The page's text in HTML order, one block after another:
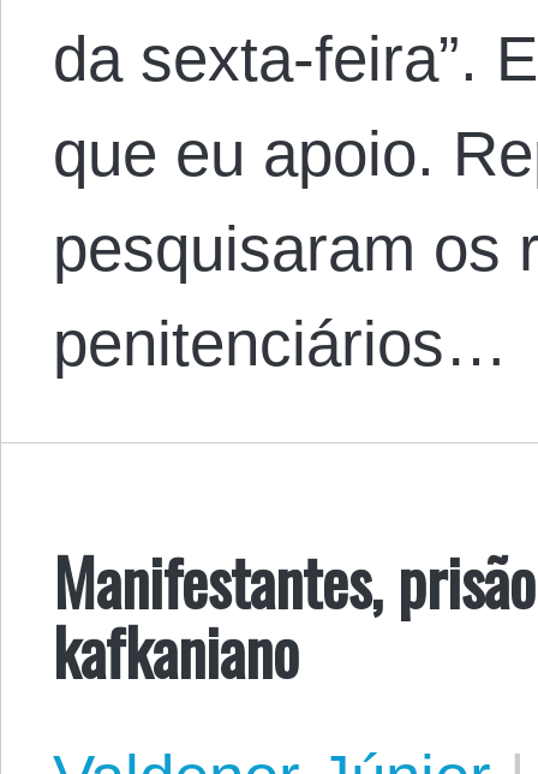
da sexta-feira”.
que eu apoio.
pesquisaram os
penitenciários…
Manifestantes,
kafkaniano